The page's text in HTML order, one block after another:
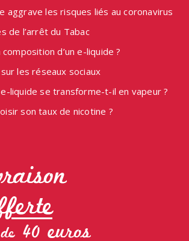
aggrave les risques liés au coronavirus
de l’arrêt du Tabac
d’un e-liquide ?
les réseaux sociaux
liquide se transforme-t-il en vapeur ?
son taux de nicotine ?